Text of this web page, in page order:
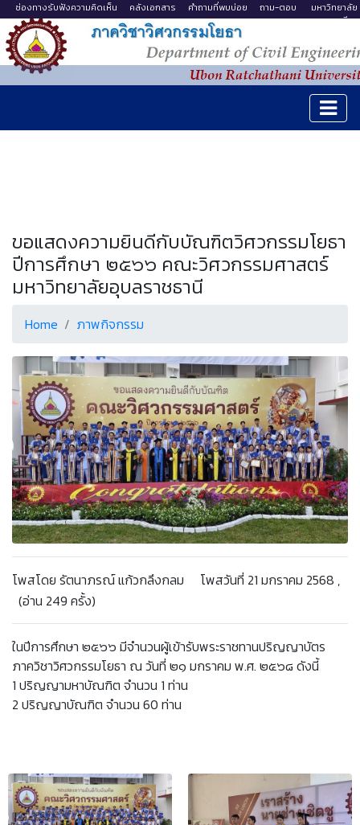
ช่องทางรับฟังความคิดเห็น คลังเอกสาร คำถามที่พบบ่อย ถาม-ตอบ
มหาวิทยาลัย
อุบลราชธานี
ขอแสดงความยินดีกับบัณฑิตวิศวกรรมโยธา
ปีการศึกษา ๒๕๖๖ คณะวิศวกรรมศาสตร์
มหาวิทยาลัยอุบลราชธานี
Home ภาพกิจกรรม
โพสโดย รัตนาภรณ์ แก้วกลึงกลม โพสวันที่ 21 มกราคม 2568 ,
(อ่าน 249 ครั้ง)
ในปีการศึกษา ๒๕๖๖ มีจำนวนผู้เข้ารับพระราชทานปริญญาบัตร
ภาควิชาวิศวกรรมโยธา ณ วันที่ ๒๑ มกราคม พ.ศ. ๒๕๖๘ ดังนี้
1 ปริญญามหาบัณฑิต จำนวน 1 ท่าน
2 ปริญญาบัณฑิต จำนวน 60 ท่าน